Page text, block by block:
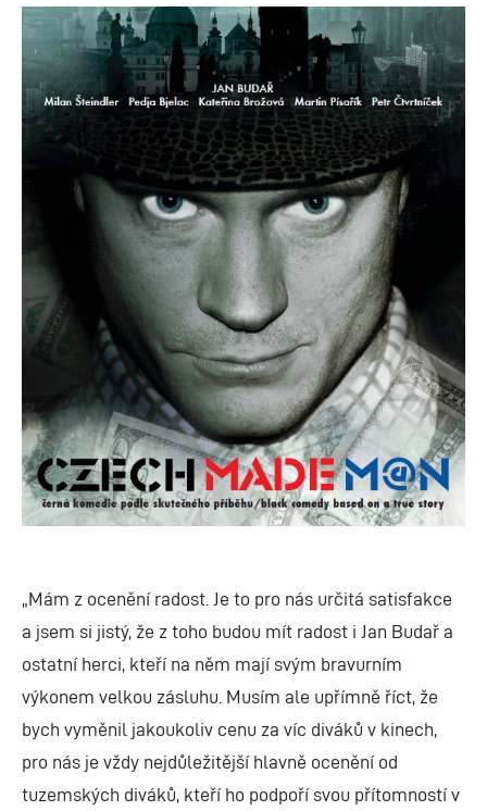
„Mám z ocenění radost. Je to pro nás určitá satisfakce
a jsem si jistý, že z toho budou mít radost i Jan Budař a
ostatní herci, kteří na něm mají svým bravurním
výkonem velkou zásluhu. Musím ale upřímně říct, že
bych vyměnil jakoukoliv cenu za víc diváků v kinech,
pro nás je vždy nejdůležitější hlavně ocenění od
tuzemských diváků, kteří ho podpoří svou přítomností v